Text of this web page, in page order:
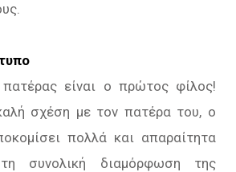
είναι ο πρώτος φίλος!
σχέση με τον πατέρα του, ο
πολλά και απαραίτητα
συνολική διαμόρφωση της